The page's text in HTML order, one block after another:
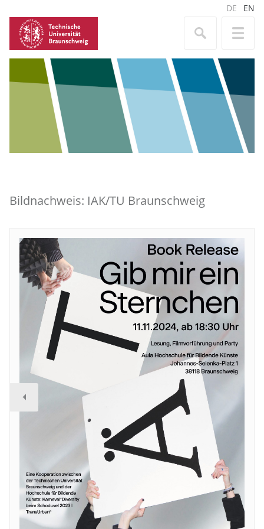
DE EN
Bildnachweis: IAK/TU Braunschweig